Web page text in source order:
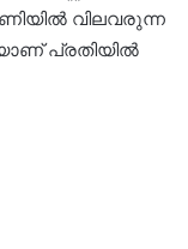
വിലവരുന്ന
പ്രതിയിൽ